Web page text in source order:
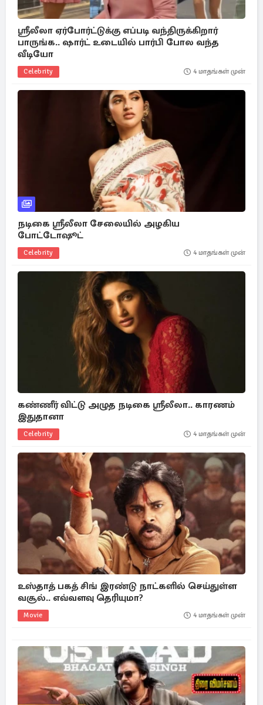
ஸ்ரீலீலா ஏர்போர்ட்டுக்கு எப்படி வந்திருக்கிறார்
பாருங்க.. ஷார்ட் உடையில் பார்பி போல வந்த
வீடியோ
Celebrity 4 மாதங்கள் முன்
நடிகை ஸ்ரீலீலா சேலையில் அழகிய
போட்டோஷூட்
Celebrity 4 மாதங்கள் முன்
கண்ணீர் விட்டு அழுத நடிகை ஸ்ரீலீலா.. காரணம்
இதுதானா
Celebrity 4 மாதங்கள் முன்
உஸ்தாத் பகத் சிங் இரண்டு நாட்களில் செய்துள்ள
வசூல்.. எவ்வளவு தெரியுமா?
Movie 4 மாதங்கள் முன்